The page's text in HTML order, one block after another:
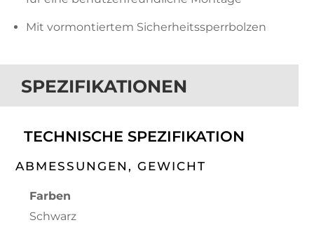
Mit vormontiertem Sicherheitssperrbolzen
SPEZIFIKATIONEN
TECHNISCHE SPEZIFIKATION
ABMESSUNGEN, GEWICHT
Farben
Schwarz